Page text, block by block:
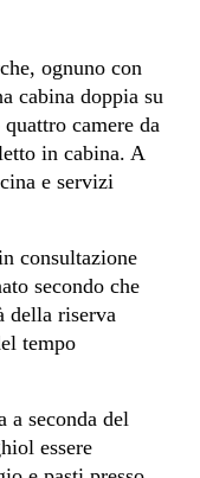
ognuno con
cabina doppia su
camere da
in cabina. A
e servizi
consultazione
secondo che
della riserva
tempo
a seconda del
essere